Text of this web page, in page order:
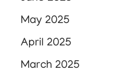
May 2025
April 2025
March 2025